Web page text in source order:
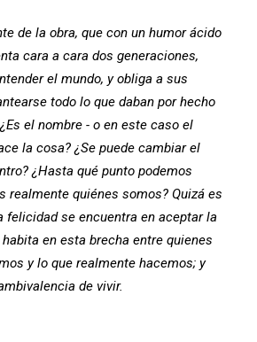
de la obra, que con un humor ácido
cara a cara dos generaciones,
el mundo, y obliga a sus
todo lo que daban por hecho
el nombre - o en este caso el
la cosa? ¿Se puede cambiar el
¿Hasta qué punto podemos
realmente quiénes somos? Quizá es
felicidad se encuentra en aceptar la
en esta brecha entre quienes
y lo que realmente hacemos; y
de vivir.